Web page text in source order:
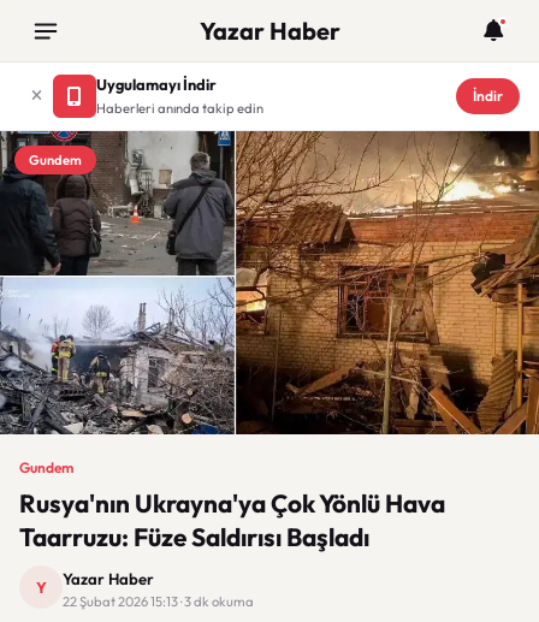
Yazar Haber
Uygulamayı İndir
Haberleri anında takip edin
İndir
Gundem
Gundem
Rusya'nın Ukrayna'ya Çok Yönlü Hava
Taarruzu: Füze Saldırısı Başladı
Y Yazar Haber
22 Şubat 2026 15:13 · 3 dk okuma